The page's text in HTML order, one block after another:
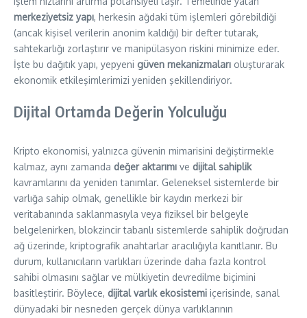
merkeziyetsiz yapı, herkesin ağdaki tüm işlemleri görebildiği
(ancak kişisel verilerin anonim kaldığı) bir defter tutarak,
sahtekarlığı zorlaştırır ve manipülasyon riskini minimize eder.
İşte bu dağıtık yapı, yepyeni güven mekanizmaları oluşturarak
ekonomik etkileşimlerimizi yeniden şekillendiriyor.
Dijital Ortamda Değerin Yolculuğu
Kripto ekonomisi, yalnızca güvenin mimarisini değiştirmekle
kalmaz, aynı zamanda değer aktarımı ve dijital sahiplik
kavramlarını da yeniden tanımlar. Geleneksel sistemlerde bir
varlığa sahip olmak, genellikle bir kaydın merkezi bir
veritabanında saklanmasıyla veya fiziksel bir belgeyle
belgelenirken, blokzincir tabanlı sistemlerde sahiplik doğrudan
ağ üzerinde, kriptografik anahtarlar aracılığıyla kanıtlanır. Bu
durum, kullanıcıların varlıkları üzerinde daha fazla kontrol
sahibi olmasını sağlar ve mülkiyetin devredilme biçimini
basitleştirir. Böylece, dijital varlık ekosistemi içerisinde, sanal
dünyadaki bir nesneden gerçek dünya varlıklarının